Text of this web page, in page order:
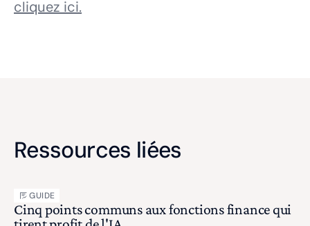
cliquez ici.
Ressources liées
GUIDE
Cinq points communs aux fonctions finance qui